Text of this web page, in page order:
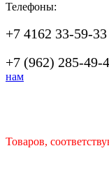
Телефоны:
+7 4162 33-59-33
+7 (962) 285-49-
нам
Товаров,